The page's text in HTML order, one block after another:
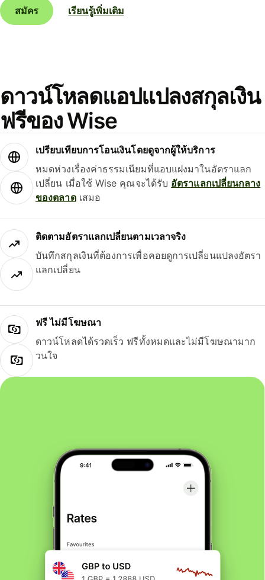
สมัคร เรียนรู้เพิ่มเติม
ดาวน์โหลดแอปแปลงสกุลเงิน
ฟรีของ Wise
เปรียบเทียบการโอนเงินโดยดูจากผู้ให้บริการ
หมดห่วงเรื่องค่าธรรมเนียมที่แอบแฝงมาในอัตราแลก
เปลี่ยน เมื่อใช้ Wise คุณจะได้รับ อัตราแลกเปลี่ยนกลาง
ของตลาดเสมอ
ติดตามอัตราแลกเปลี่ยนตามเวลาจริง
บันทึกสกุลเงินที่ต้องการเพื่อคอยดูการเปลี่ยนแปลงอัตรา
แลกเปลี่ยน
ฟรี ไม่มีโฆษณา
ดาวน์โหลดได้รวดเร็ว ฟรีทั้งหมดและไม่มีโฆษณามาก
วนใจ